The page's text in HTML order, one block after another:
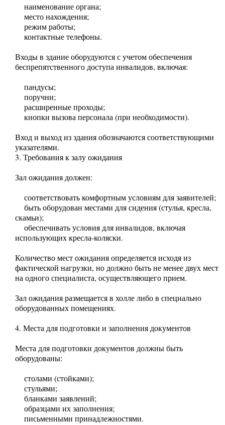
наименование органа;
место нахождения;
режим работы;
контактные телефоны.
Входы в здание оборудуются с учетом обеспечения
беспрепятственного доступа инвалидов, включая:
пандусы;
поручни;
расширенные проходы;
кнопки вызова персонала (при необходимости).
Вход и выход из здания обозначаются соответствующими
указателями.
3. Требования к залу ожидания
Зал ожидания должен:
соответствовать комфортным условиям для заявителей;
быть оборудован местами для сидения (стулья, кресла,
скамьи);
обеспечивать условия для инвалидов, включая
использующих кресла-коляски.
Количество мест ожидания определяется исходя из
фактической нагрузки, но должно быть не менее двух мест
на одного специалиста, осуществляющего прием.
Зал ожидания размещается в холле либо в специально
оборудованных помещениях.
4. Места для подготовки и заполнения документов
Места для подготовки документов должны быть
оборудованы:
столами (стойками);
стульями;
бланками заявлений;
образцами их заполнения;
письменными принадлежностями.